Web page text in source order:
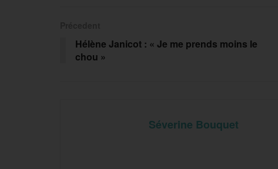
Hélène Janicot : « Je me prends moins le
chou »
Séverine Bouquet